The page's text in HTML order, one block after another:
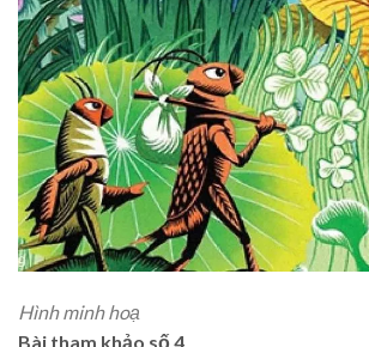
Hình minh hoạ
Bài tham khảo số 4